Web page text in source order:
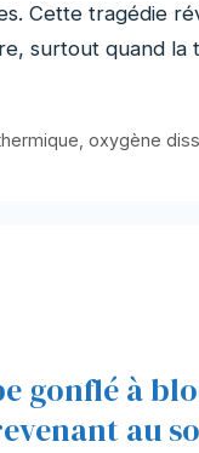
Cette tragédie
surtout quand la
oxygène
gonflé à
au